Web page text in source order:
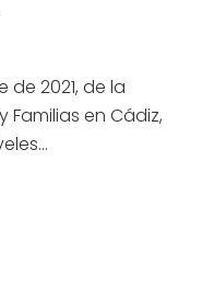
2021, de la
Familias en Cádiz,